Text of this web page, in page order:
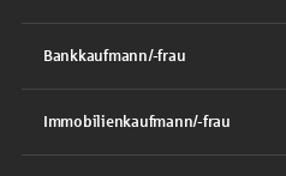
Bankkaufmann/-frau
Immobilienkaufmann/-frau